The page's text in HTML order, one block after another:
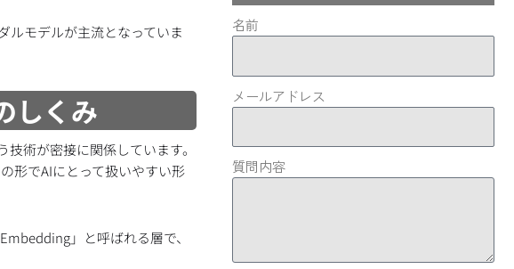
ルモデルが主流となっていま
しくみ
術が密接に関係しています。
形でAIにとって扱いやすい形
」と呼ばれる層で、
名前
メールアドレス
質問内容